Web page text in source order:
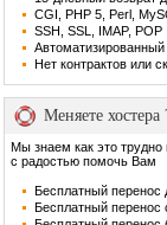
CGI, PHP 5, Perl,
SSH, SSL, IMAP, POP
Автоматизированный
Нет контрактов или
Меняете хостера
Мы знаем как это трудно
с радостью помочь Вам
Бесплатный перенос
Бесплатный перенос